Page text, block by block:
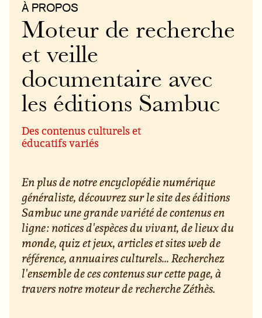
À PROPOS
Moteur de recherche
et veille
documentaire avec
les éditions Sambuc
Des contenus culturels et
éducatifs variés
En plus de notre encyclopédie numérique
généraliste, découvrez sur le site des éditions
Sambuc une grande variété de contenus en
ligne : notices d'espèces du vivant, de lieux du
monde, quiz et jeux, articles et sites web de
référence, annuaires culturels... Recherchez
l'ensemble de ces contenus sur cette page, à
travers notre moteur de recherche Zéthès.